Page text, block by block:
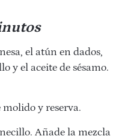
el atún en dados,
y elaceite de sésamo.
molido y reserva.
Añade la mezcla